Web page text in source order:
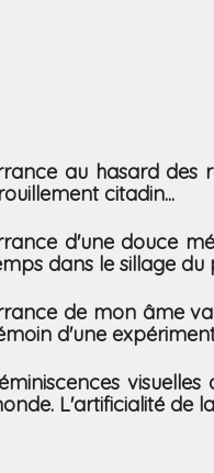
au hasard des
citadin...
d'une douce
dans le sillage
de mon âme
d'une
L'artificialité de